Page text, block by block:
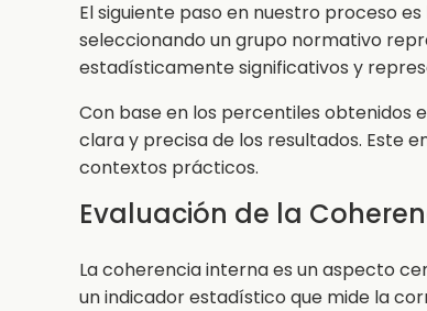
El siguiente paso en nuestro proceso
seleccionando un grupo normativo
estadísticamente significativos y
Con base en los percentiles
clara y precisa de los resultados. Este
contextos prácticos.
Evaluación de la
La coherencia interna es un aspecto
un indicador estadístico que mide la